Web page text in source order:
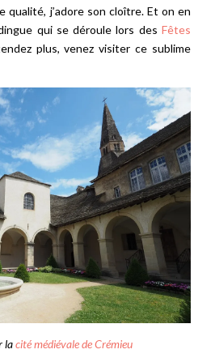
qualité, j’adore son cloître. Et on en
qui se déroule lors des Fêtes
plus, venez visiter ce sublime
lacité médiévale de Crémieu